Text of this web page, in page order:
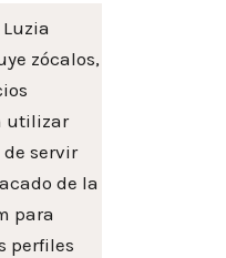
zócalos,
utilizar
servir
de la
para
perfiles